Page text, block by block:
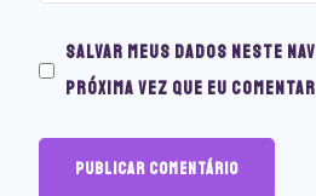
Salvar meus dados neste
próxima vez que eu